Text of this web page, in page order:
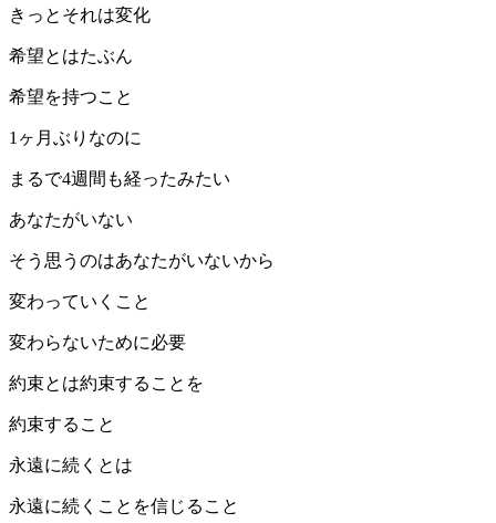
きっとそれは変化
希望とはたぶん
希望を持つこと
1ヶ月ぶりなのに
まるで4週間も経ったみたい
あなたがいない
そう思うのはあなたがいないから
変わっていくこと
変わらないために必要
約束とは約束することを
約束すること
永遠に続くとは
永遠に続くことを信じること